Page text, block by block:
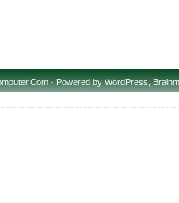
· Powered byWordPress,